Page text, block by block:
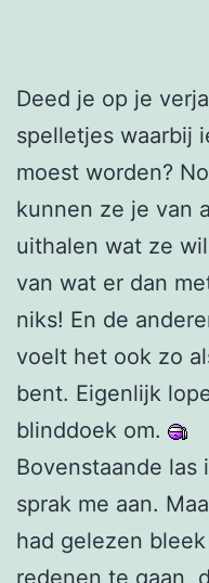
Deed je op je
spelletjes waarbij
moest worden?
kunnen ze je van
uithalen wat ze
van wat er dan
niks! En de
voelt het ook zo
bent. Eigenlijk
blinddoek om.
Bovenstaande
sprak me aan.
had gelezen
redenen te gaan,